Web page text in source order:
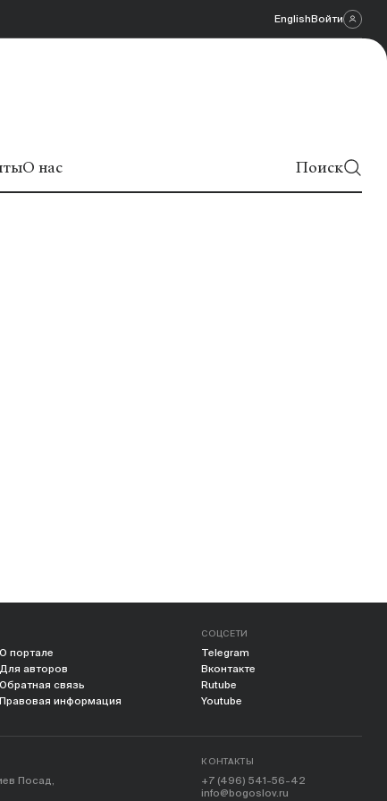
EnglishВойти
О нас Поиск
О портале
Для авторов
Обратная связь
Правовая информация
СОЦСЕТИ
Telegram
Вконтакте
Rutube
Youtube
Посад,
КОНТАКТЫ
+7 (496) 541-56-42
info@bogoslov.ru